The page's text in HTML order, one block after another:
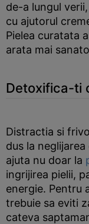
de-a lungul
cu ajutorul
Pielea curatata
arata mai
Detoxifica-ti
Distractia si
dus la
ajuta nu doar la
ingrijirea pielii,
energie. Pentru
trebuie sa eviti
cateva